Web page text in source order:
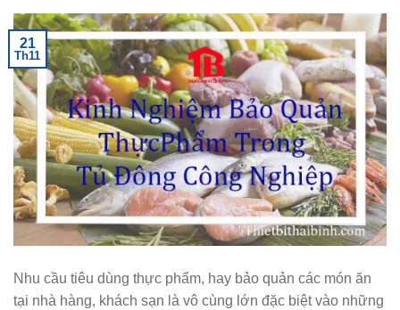
21
Th11
Nhu cầu tiêu dùng thực phẩm, hay bảo quản các món ăn
tại nhà hàng, khách sạn là vô cùng lớn đặc biệt vào những